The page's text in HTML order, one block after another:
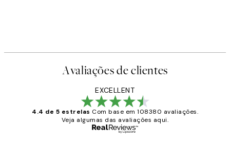
Avaliações de clientes
EXCELLENT
4.4 de 5 estrelas Com base em 108380 avaliações.
Veja algumas das avaliações aqui.